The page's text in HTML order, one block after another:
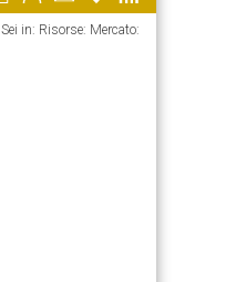
Sei in: Risorse: Mercato: